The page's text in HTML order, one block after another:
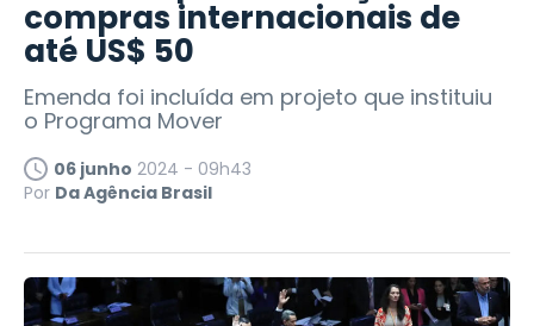
compras internacionais de
até US$ 50
Emenda foi incluída em projeto que instituiu
o Programa Mover
06 junho 2024 - 09h43
Por Da Agência Brasil